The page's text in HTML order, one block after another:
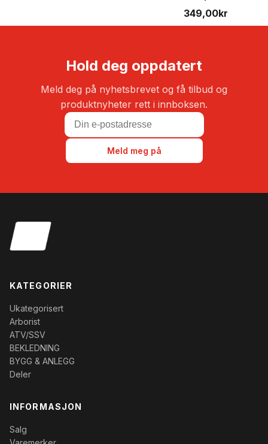
349,00kr
Hold deg oppdatert
Meld deg på nyhetsbrevet og få tilbud og
produktnyheter rett i innboksen.
Meld meg på
KATEGORIER
Ukategorisert
Arborist
ATV/SSV
BEKLEDNING
BYGG & ANLEGG
Deler
INFORMASJON
Salg